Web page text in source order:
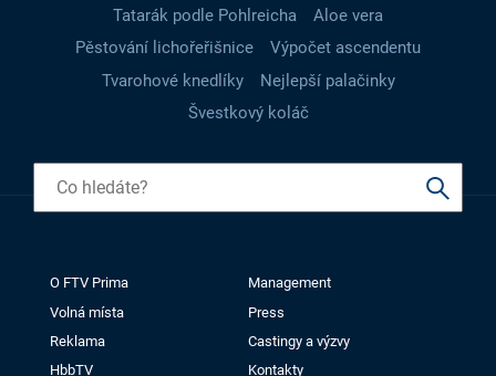
Tatarák podle Pohlreicha
Aloe vera
Pěstování lichořeřišnice
Výpočet ascendentu
Tvarohové knedlíky
Nejlepší palačinky
Švestkový koláč
O FTV Prima
Management
Volná místa
Press
Reklama
Castingy a výzvy
HbbTV
Kontakty